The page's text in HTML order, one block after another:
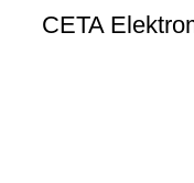
CETA